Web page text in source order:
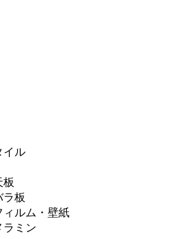
イル
板
ラ板
ィルム・壁紙
ラミン